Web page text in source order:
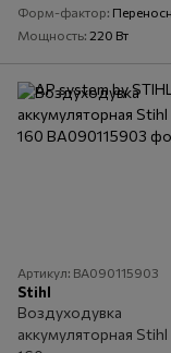
Форм-фактор
Мощность 220 Вт
Артикул: BA090115903
Stihl
Воздуходувка
аккумуляторная Stihl